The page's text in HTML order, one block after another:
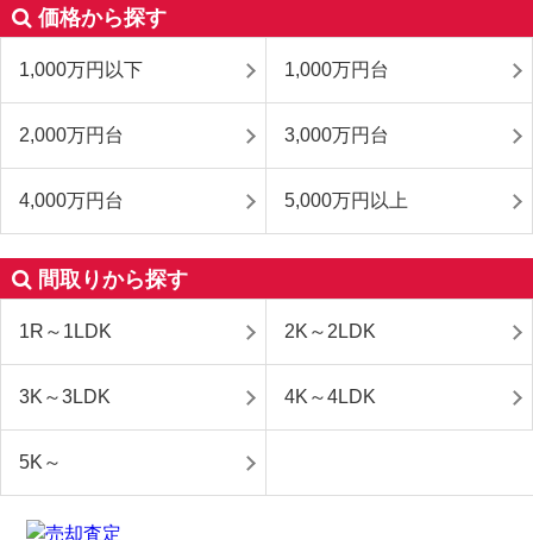
価格から探す
1,000万円以下 1,000万円台
2,000万円台 3,000万円台
4,000万円台 5,000万円以上
間取りから探す
1R～1LDK 2K～2LDK
3K～3LDK 4K～4LDK
5K～